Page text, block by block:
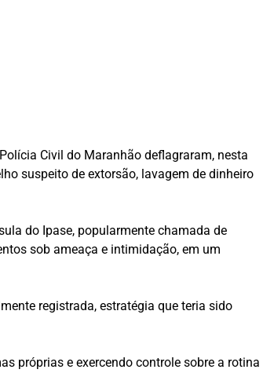
Civil do Maranhão deflagraram, nesta
suspeito de extorsão, lavagem de dinheiro
do Ipase, popularmente chamada de
sob ameaça e intimidação, em um
registrada, estratégia que teria sido
próprias e exercendo controle sobre a rotina